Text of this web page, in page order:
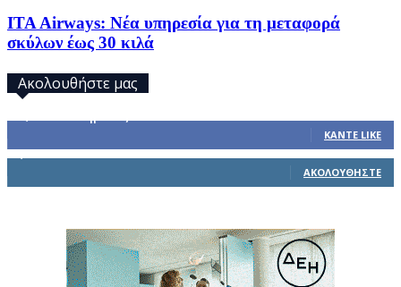
ITA Airways: Νέα υπηρεσία για τη μεταφορά
σκύλων έως 30 κιλά
Ακολουθήστε μας
ΚΆΝΤΕ LIKE
ΑΚΟΛΟΥΘΉΣΤΕ